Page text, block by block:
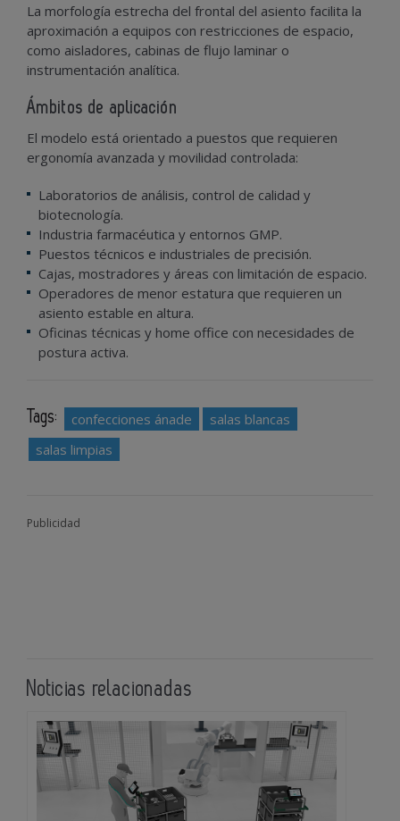
La morfología estrecha del frontal del asiento facilita la
aproximación a equipos con restricciones de espacio,
como aisladores, cabinas de flujo laminar o
instrumentación analítica.
Ámbitos de aplicación
El modelo está orientado a puestos que requieren
ergonomía avanzada y movilidad controlada:
Laboratorios de análisis, control de calidad y
biotecnología.
Industria farmacéutica y entornos GMP.
Puestos técnicos e industriales de precisión.
Cajas, mostradores y áreas con limitación de espacio.
Operadores de menor estatura que requieren un
asiento estable en altura.
Oficinas técnicas y home office con necesidades de
postura activa.
Tags: confecciones ánade
salas blancas
salas limpias
Publicidad
Noticias relacionadas